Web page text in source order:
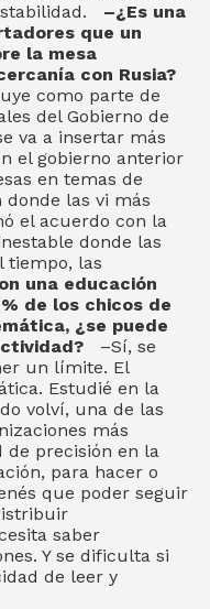
–¿Es una
que un
la mesa
con Rusia?
como parte de
del Gobierno de
va a insertar más
el gobierno anterior
en temas de
las vi más
el acuerdo con la
donde las
tiempo, las
una educación
de los chicos de
¿se puede
–Sí, se
un límite. El
Estudié en la
volví, una de las
más
de precisión en la
para hacer o
que poder seguir
saber
Y se dificulta si
de leer y